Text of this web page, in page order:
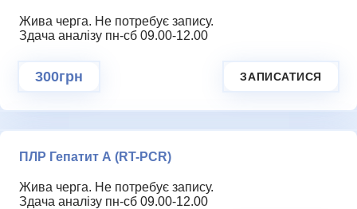
ГАЛЕРЕЯ
Жива черга. Не потребує запису.
Здача аналізу пн-сб 09.00-12.00
300грн ЗАПИСАТИСЯ
ПЛР Гепатит А (RT-PCR)
Жива черга. Не потребує запису.
Здача аналізу пн-сб 09.00-12.00